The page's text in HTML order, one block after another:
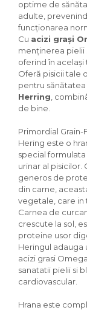
optime de
adulte,
funcționarea
Cu acizi grași
menținerea pielii
oferind în
Oferă pisicii tale
pentru sănătatea
Herring ,
de bine.
Primordial Grain-
Hering este o
special
urinar al pisicilor.
generos de
din carne,
vegetale, care in
Carnea de
crescute la sol,
proteine ​​usor
Heringul
acizi grasi
sanatatii pielii si
cardiovascular.
Hrana este